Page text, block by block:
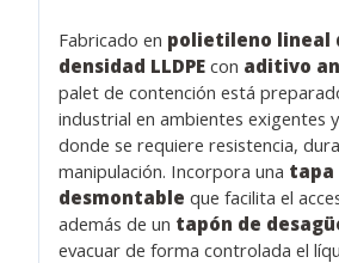
Fabricado en polietileno lineal
densidad LLDPE con aditivo
palet de contención está
industrial en ambientes exigentes
donde se requiere resistencia,
manipulación. Incorpora una tapa
desmontable que facilita el
además de un tapón de
evacuar de forma controlada el